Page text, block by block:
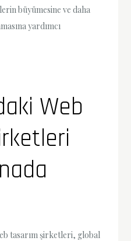
büyümesine ve daha
yardımcı
Web
tasarım şirketleri, global